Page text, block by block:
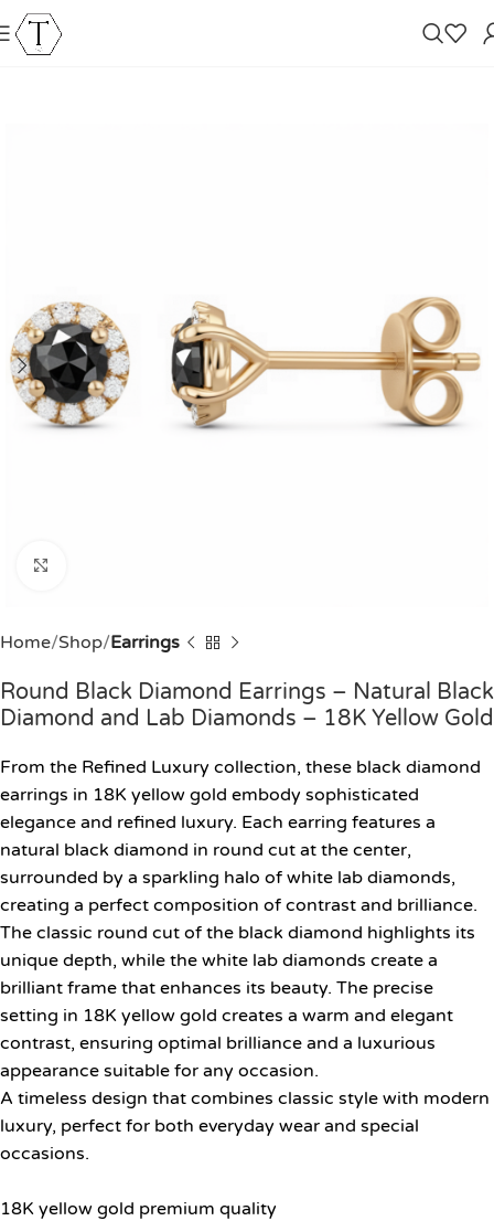
Home Shop Earrings
Round Black Diamond Earrings – Natural Black
Diamond and Lab Diamonds – 18K Yellow Gold
From the Refined Luxury collection, these black diamond
earrings in 18K yellow gold embody sophisticated
elegance and refined luxury. Each earring features a
natural black diamond in round cut at the center,
surrounded by a sparkling halo of white lab diamonds,
creating a perfect composition of contrast and brilliance.
The classic round cut of the black diamond highlights its
unique depth, while the white lab diamonds create a
brilliant frame that enhances its beauty. The precise
setting in 18K yellow gold creates a warm and elegant
contrast, ensuring optimal brilliance and a luxurious
appearance suitable for any occasion.
A timeless design that combines classic style with modern
luxury, perfect for both everyday wear and special
occasions.
18K yellow gold premium quality